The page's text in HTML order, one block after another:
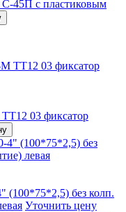
45П с пластиковым
03 фиксатор
(100*75*2,5) без колп.
Уточнить цену